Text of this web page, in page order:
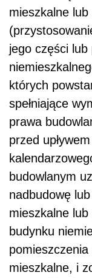
mieszkalne
jego części
których
spełniające
prawa
przed
budowlanym
nadbudowę
mieszkalne
budynku
mieszkalne, i